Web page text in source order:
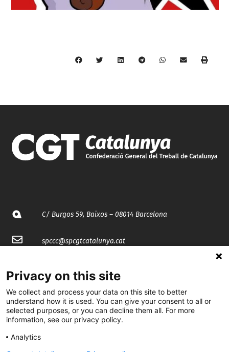
C/ Burgos 59, Baixos – 08014 Barcelona
spccc@spcgtcatalunya.cat
@CGTCatalunya
cgtcatalunya
CGTCatalunya
Privacy on this site
We collect and process your data on this site to better
understand how it is used. You can give your consent to all or
selected purposes, or you can decline them all. For more
information, see our privacy policy.
Analytics